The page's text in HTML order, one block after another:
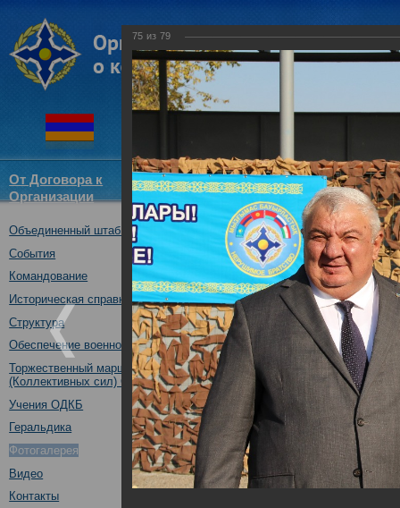
От Договора к
Организации
Структура
ОДКБ
Новости
Объединенный штаб ОДКБ
События
Командование
Историческая справка
Структура
Обеспечение военной безопасности
Торжественный марш Войск
(Коллективных сил) ОДКБ
Учения ОДКБ
Геральдика
Фотогалерея
Видео
Контакты
Открытие совместного
16.10.2017
75 из 79